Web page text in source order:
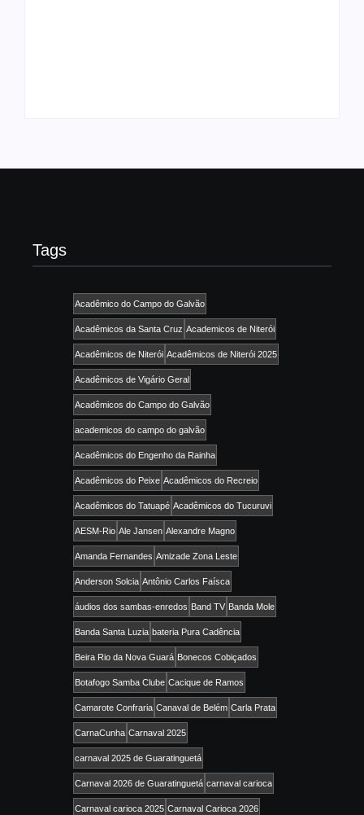
Tags
Acadêmico do Campo do Galvão
Acadêmicos da Santa Cruz Academicos de Niterói
Acadêmicos de Niterói Acadêmicos de Niterói 2025
Acadêmicos de Vigário Geral
Acadêmicos do Campo do Galvão
academicos do campo do galvão
Acadêmicos do Engenho da Rainha
Acadêmicos do Peixe Acadêmicos do Recreio
Acadêmicos do Tatuapé Acadêmicos do Tucuruvi
AESM-Rio Ale Jansen Alexandre Magno
Amanda Fernandes Amizade Zona Leste
Anderson Solcia Antônio Carlos Faísca
áudios dos sambas-enredos Band TV Banda Mole
Banda Santa Luzia bateria Pura Cadência
Beira Rio da Nova Guará Bonecos Cobiçados
Botafogo Samba Clube Cacique de Ramos
Camarote Confraria Canaval de Belém Carla Prata
CarnaCunha Carnaval 2025
carnaval 2025 de Guaratinguetá
Carnaval 2026 de Guaratinguetá carnaval carioca
Carnaval carioca 2025 Carnaval Carioca 2026